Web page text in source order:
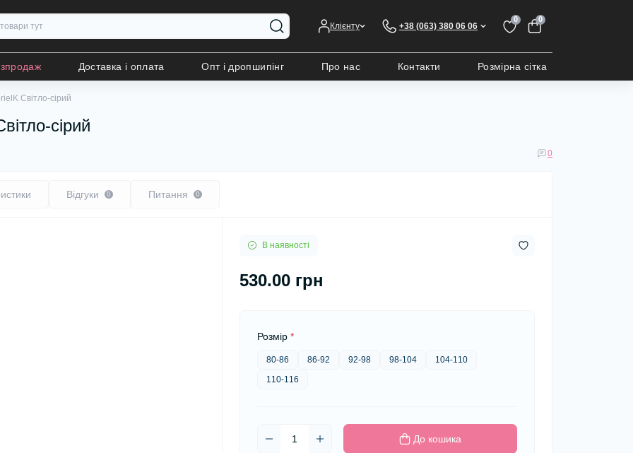
Клієнту +38 (063) 380 06 06
0 0
Доставка і оплата Опт і дропшипінг Про нас Контакти Розмірна сітка
Світло-сірий
сірий
0
Відгуки 0 Питання 0
В наявності
530.00 грн
Розмір *
80-86 86-92 92-98 98-104
104-110
110-116
До кошика